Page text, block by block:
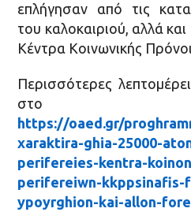
επλήγησαν από τις
του καλοκαιριού, αλλά και
Κέντρα Κοινωνικής
Περισσότερες
στο
https://oaed.gr/
xaraktira-ghia-25000-
perifereies-kentra-
perifereiwn-kkppsinafis-
ypoyrghion-kai-allon-